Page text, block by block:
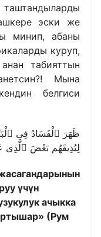
эски же
минип, абаны
куруп,
табияттын
Мына
белгиси
ظَهَرَ ٱلْفَسَادُ فِى
لِيُذِيقَهُم بَعْضَ ٱلَّذِى
үчүн
ачыкка
(Рум